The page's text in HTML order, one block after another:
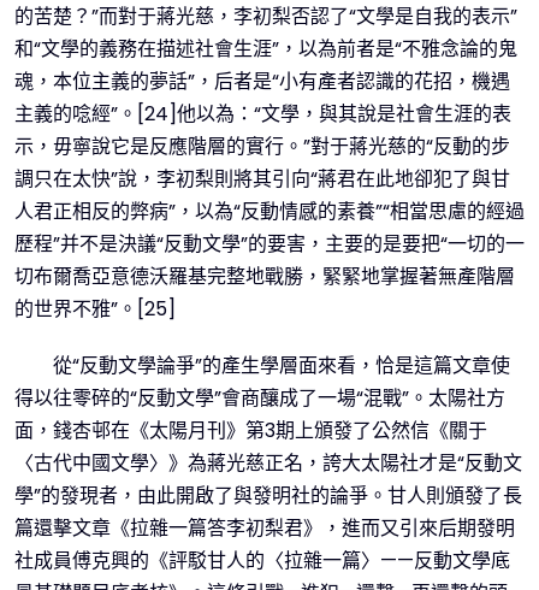
的苦楚？”而對于蔣光慈，李初梨否認了“文學是自我的表示”
和“文學的義務在描述社會生涯”，以為前者是“不雅念論的鬼
魂，本位主義的夢話”，后者是“小有產者認識的花招，機遇
主義的唸經”。[24]他以為：“文學，與其說是社會生涯的表
示，毋寧說它是反應階層的實行。”對于蔣光慈的“反動的步
調只在太快”說，李初梨則將其引向“蔣君在此地卻犯了與甘
人君正相反的弊病”，以為“反動情感的素養”“相當思慮的經過
歷程”并不是決議“反動文學”的要害，主要的是要把“一切的一
切布爾喬亞意德沃羅基完整地戰勝，緊緊地掌握著無產階層
的世界不雅”。[25]
從“反動文學論爭”的產生學層面來看，恰是這篇文章使
得以往零碎的“反動文學”會商釀成了一場“混戰”。太陽社方
面，錢杏邨在《太陽月刊》第3期上頒發了公然信《關于
〈古代中國文學〉》為蔣光慈正名，誇大太陽社才是“反動文
學”的發現者，由此開啟了與發明社的論爭。甘人則頒發了長
篇還擊文章《拉雜一篇答李初梨君》，進而又引來后期發明
社成員傅克興的《評駁甘人的〈拉雜一篇〉——反動文學底